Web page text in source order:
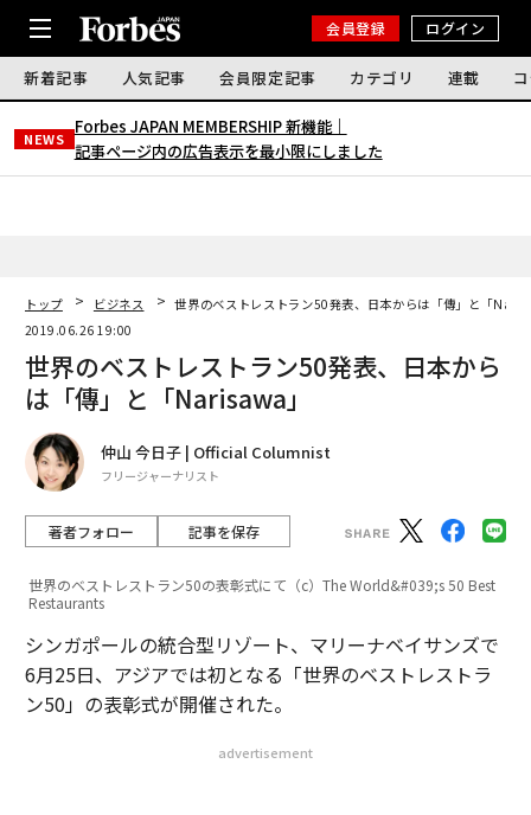
会員登録 ログイン
新着記事 人気記事 会員限定記事 カテゴリ 連載
NEWS
Forbes JAPAN MEMBERSHIP 新機能｜
記事ページ内の広告表示を最小限にしました
トップ ビジネス
世界のベストレストラン50発表、日本からは「傳」と「
2019.06.26 19:00
世界のベストレストラン50発表、日本から
は「傳」と「Narisawa」
仲山 今日子 | Official Columnist
フリージャーナリスト
著者フォロー 記事を保存
世界のベストレストラン50の表彰式にて（c）The World&#039;s 50 Best
Restaurants
シンガポールの統合型リゾート、マリーナベイサンズで
6月25日、アジアでは初となる「世界のベストレストラ
ン50」の表彰式が開催された。
advertisement